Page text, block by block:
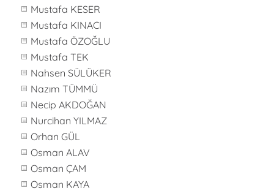
Mustafa KESER
Mustafa KINACI
Mustafa ÖZOĞLU
Mustafa TEK
Nahsen SÜLÜKER
Nazım TÜMMÜ
Necip AKDOĞAN
Nurcihan YILMAZ
Orhan GÜL
Osman ALAV
Osman ÇAM
Osman KAYA